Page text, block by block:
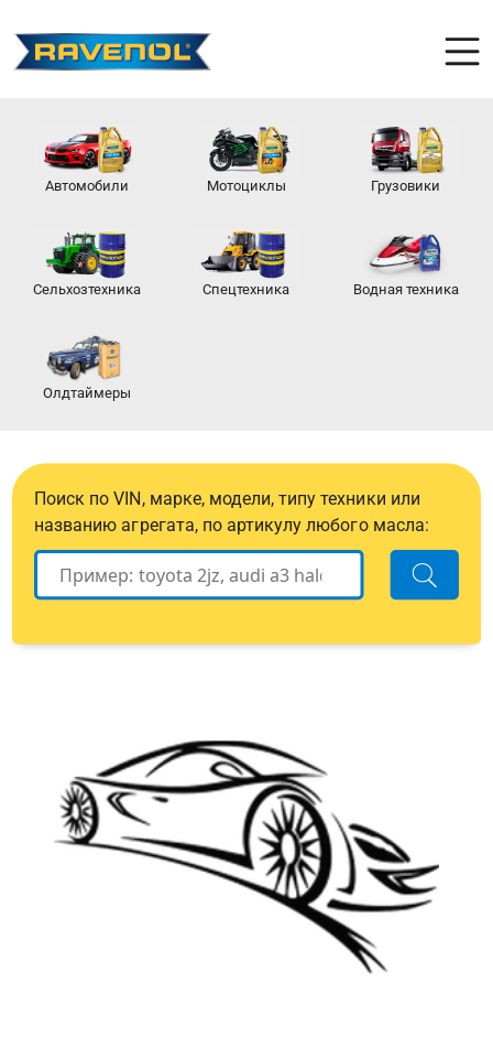
Автомобили Мотоциклы Грузовики
Сельхозтехника Спецтехника Водная техника
Олдтаймеры
Поиск по VIN, марке, модели, типу техники или
названию агрегата, по артикулу любого масла: